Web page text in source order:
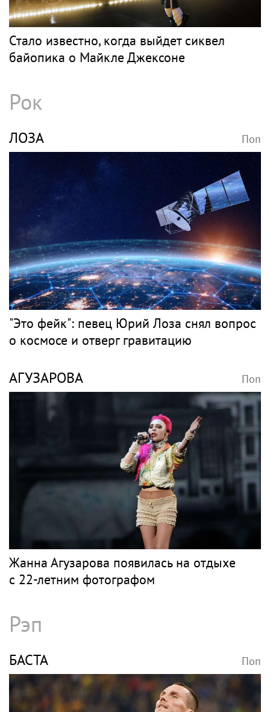
Стало известно, когда выйдет сиквел
байопика о Майкле Джексоне
Рок
ЛОЗА Поп
"Это фейк": певец Юрий Лоза снял вопрос
о космосе и отверг гравитацию
АГУЗАРОВА Поп
Жанна Агузарова появилась на отдыхе
с 22-летним фотографом
Рэп
БАСТА Поп